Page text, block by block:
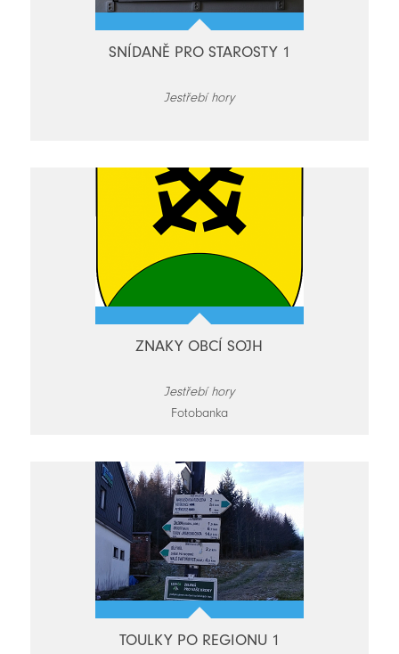
SNÍDANĚ PRO STAROSTY 1
Jestřebí hory
ZNAKY OBCÍ SOJH
Jestřebí hory
Fotobanka
TOULKY PO REGIONU 1